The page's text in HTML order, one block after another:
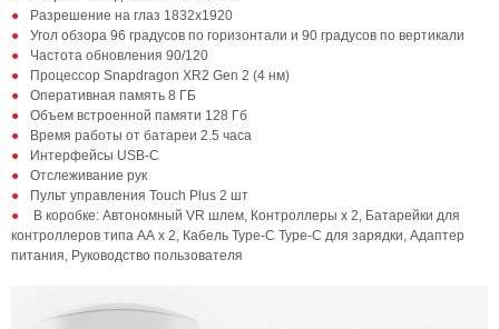
Разрешение на глаз 1832х1920
Угол обзора 96 градусов по горизонтали и 90 градусов по вертикали
Частота обновления 90/120
Процессор Snapdragon XR2 Gen 2 (4 нм)
Оперативная память 8 ГБ
Объем встроенной памяти 128 Гб
Время работы от батареи 2.5 часа
Интерфейсы USB-C
Отслеживание рук
Пульт управления Touch Plus 2 шт
В коробке: Автономный VR шлем, Контроллеры х 2, Батарейки для
контроллеров типа АА х 2, Кабель Type-C Type-C для зарядки, Адаптер
питания, Руководство пользователя